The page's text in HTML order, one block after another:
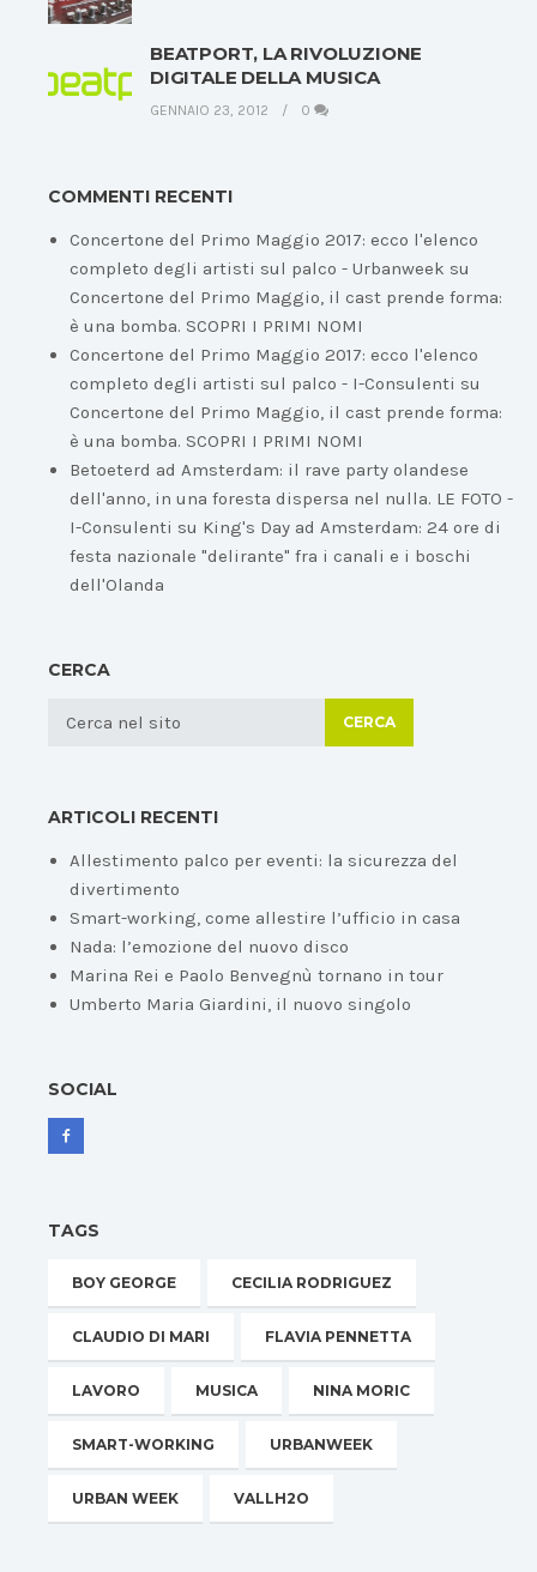
BEATPORT, LA RIVOLUZIONE
DIGITALE DELLA MUSICA
GENNAIO 23, 2012 0
COMMENTI RECENTI
Concertone del Primo Maggio 2017: ecco l'elenco
completo degli artisti sul palco - Urbanweek su
Concertone del Primo Maggio, il cast prende forma:
è una bomba. SCOPRI I PRIMI NOMI
Concertone del Primo Maggio 2017: ecco l'elenco
completo degli artisti sul palco - I-Consulenti su
Concertone del Primo Maggio, il cast prende forma:
è una bomba. SCOPRI I PRIMI NOMI
Betoeterd ad Amsterdam: il rave party olandese
dell'anno, in una foresta dispersa nel nulla. LE FOTO -
I-Consulenti su King's Day ad Amsterdam: 24 ore di
festa nazionale "delirante" fra i canali e i boschi
dell'Olanda
CERCA
CERCA
ARTICOLI RECENTI
Allestimento palco per eventi: la sicurezza del
divertimento
Smart-working, come allestire l’ufficio in casa
Nada: l’emozione del nuovo disco
Marina Rei e Paolo Benvegnù tornano in tour
Umberto Maria Giardini, il nuovo singolo
SOCIAL
TAGS
BOY GEORGE CECILIA RODRIGUEZ
CLAUDIO DI MARI FLAVIA PENNETTA
LAVORO MUSICA NINA MORIC
SMART-WORKING URBANWEEK
URBAN WEEK VALLH2O